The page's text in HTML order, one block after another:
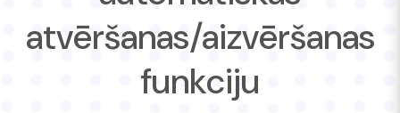
atvēršanas/aizvēršanas
funkciju